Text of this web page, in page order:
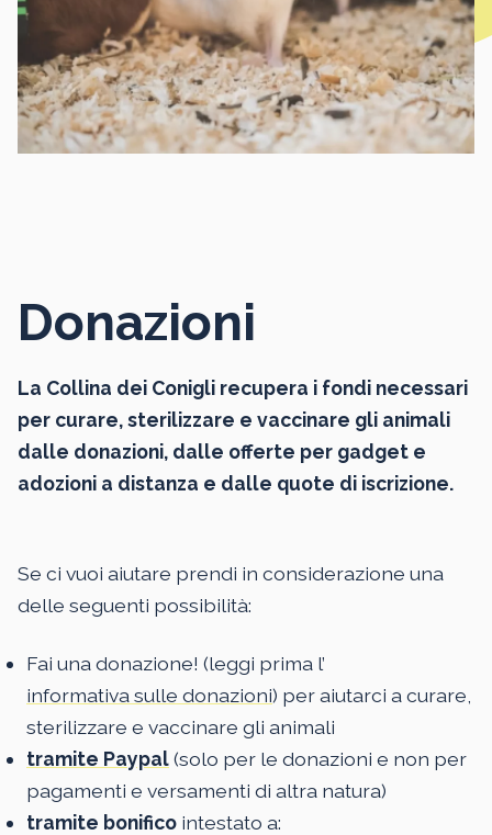
Donazioni
La Collina dei Conigli recupera i fondi necessari
per curare, sterilizzare e vaccinare gli animali
dalle donazioni, dalle offerte per gadget e
adozioni a distanza e dalle quote di iscrizione.
Se ci vuoi aiutare prendi in considerazione una
delle seguenti possibilità:
Fai una donazione! (leggi prima l’
informativa sulle donazioni) per aiutarci a curare,
sterilizzare e vaccinare gli animali
tramite Paypal(solo per le donazioni e non per
pagamenti e versamenti di altra natura)
tramite bonifico intestato a: